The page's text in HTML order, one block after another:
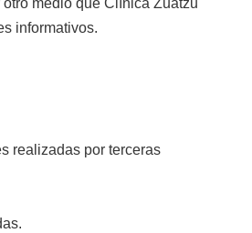
medio que Clínica Zuatzu
informativos.
realizadas por terceras